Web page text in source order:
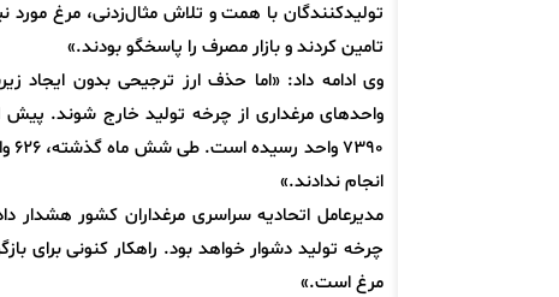
تولیدکنندگان با همت و تلاش مثال‌زدنی، مرغ مورد
تامین کردند و بازار مصرف را پاسخگو بودند.»
وی ادامه داد: «اما حذف ارز ترجیحی بدون
انجام ندادند.»
مدیرعامل اتحادیه سراسری مرغداران کشور هشدار
چرخه تولید دشوار خواهد بود. راهکار کنونی برای
مرغ است.»